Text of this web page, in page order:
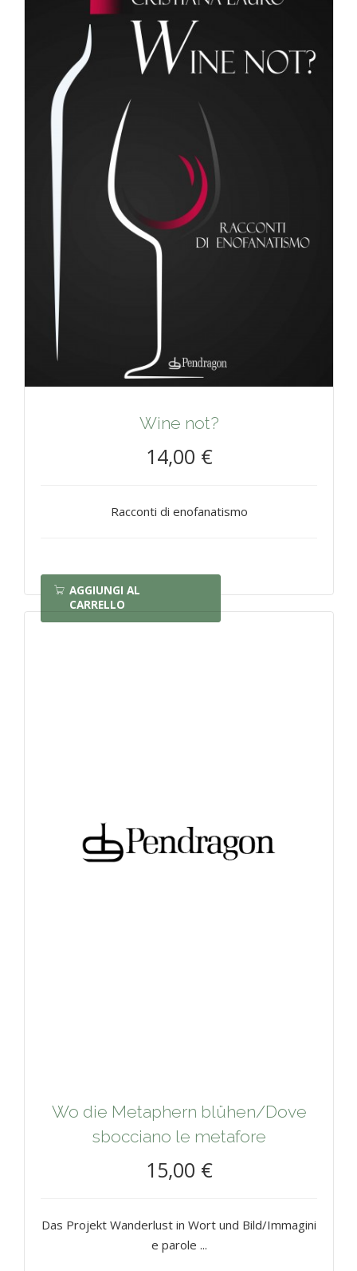
Wine not?
14,00 €
Racconti di enofanatismo
AGGIUNGI AL
CARRELLO
Wo die Metaphern blühen/Dove
sbocciano le metafore
15,00 €
Das Projekt Wanderlust in Wort und Bild/Immagini
e parole ...